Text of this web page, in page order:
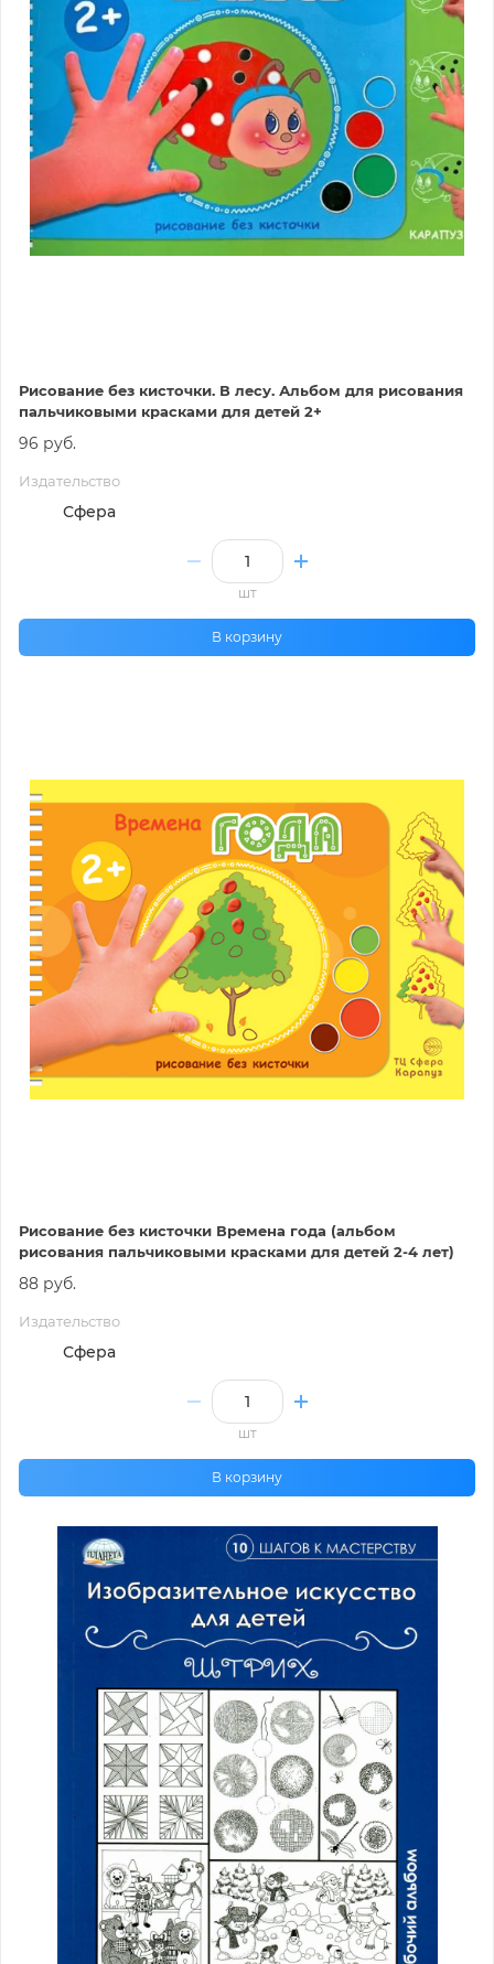
Рисование без кисточки. В лесу. Альбом для рисования
пальчиковыми красками для детей 2+
96 руб.
Издательство
Сфера
шт
В корзину
Рисование без кисточки Времена года (альбом
рисования пальчиковыми красками для детей 2-4 лет)
88 руб.
Издательство
Сфера
шт
В корзину